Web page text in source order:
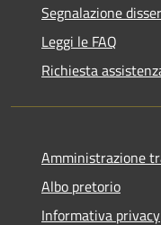
Segnalazione
Leggi le FAQ
Richiesta
Amministrazione
Albo pretorio
Informativa privacy